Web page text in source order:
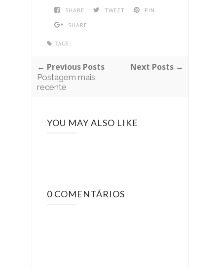
SHARE TWEET
PIN
SHARE
TAGS :
← Previous Posts
Postagem mais
recente
Next Posts →
YOU MAY ALSO LIKE
0 COMENTÁRIOS